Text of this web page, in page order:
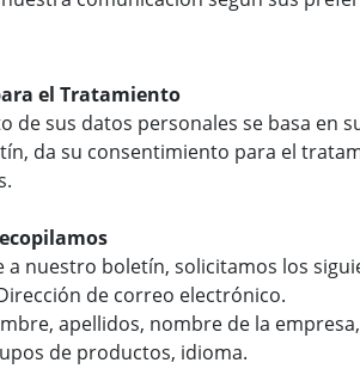
el Tratamiento
de sus datos personales se basa en
da su consentimiento para el
a nuestro boletín, solicitamos los
de correo electrónico.
apellidos, nombre de la
de productos, idioma.